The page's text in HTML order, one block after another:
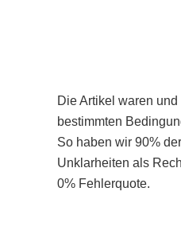
Die Artikel waren
bestimmten
So haben wir 90%
Unklarheiten als
0% Fehlerquote.